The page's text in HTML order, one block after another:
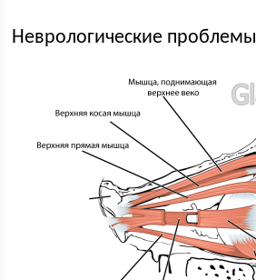
Неврологические проблемы